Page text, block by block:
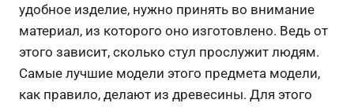
удобное изделие, нужно принять во внимание
материал, из которого оно изготовлено. Ведь от
этого зависит, сколько стул прослужит людям.
Самые лучшие модели этого предмета модели,
как правило, делают из древесины. Для этого